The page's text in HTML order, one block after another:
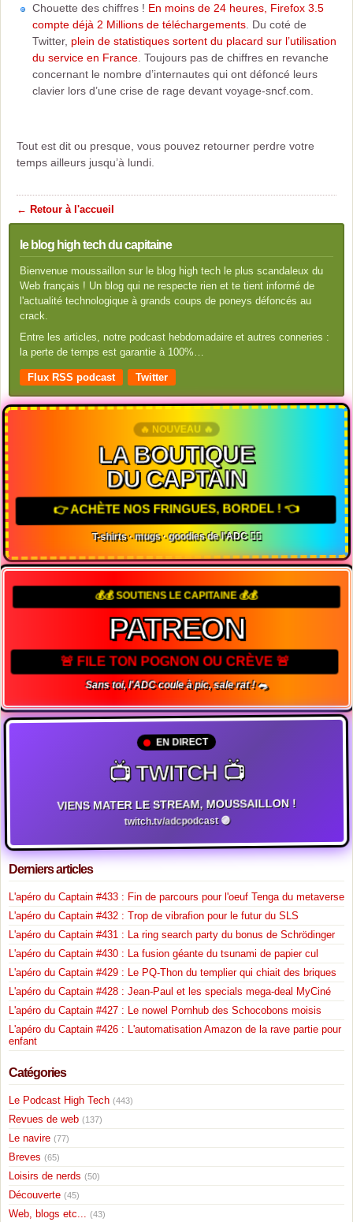
Chouette des chiffres ! En moins de 24 heures, Firefox 3.5
compte déjà 2 Millions de téléchargements . Du coté de
Twitter, plein de statistiques sortent du placard sur l’utilisation
du service en France . Toujours pas de chiffres en revanche
concernant le nombre d’internautes qui ont défoncé leurs
clavier lors d’une crise de rage devant voyage-sncf.com.
Tout est dit ou presque, vous pouvez retourner perdre votre
temps ailleurs jusqu’à lundi.
← Retour à l'accueil
le blog high tech du capitaine
Bienvenue moussaillon sur le blog high tech le plus scandaleux du
Web français ! Un blog qui ne respecte rien et te tient informé de
l'actualité technologique à grands coups de poneys défoncés au
crack.
Entre les articles, notre podcast hebdomadaire et autres conneries :
la perte de temps est garantie à 100%…
Flux RSS podcast Twitter
🔥 NOUVEAU 🔥
LA BOUTIQUE
DU CAPTAIN
👉 ACHÈTE NOS FRINGUES, BORDEL ! 👈
T-shirts · mugs · goodies de l'ADC 🏴‍☠️
💰💰 SOUTIENS LE CAPITAINE 💰💰
PATREON
🚨 FILE TON POGNON OU CRÈVE 🚨
Sans toi, l'ADC coule à pic, sale rat ! 🐀
EN DIRECT
📺 TWITCH 📺
VIENS MATER LE STREAM, MOUSSAILLON !
twitch.tv/adcpodcast 🟣
Derniers articles
L'apéro du Captain #433 : Fin de parcours pour l'oeuf Tenga du metaverse
L'apéro du Captain #432 : Trop de vibrafion pour le futur du SLS
L'apéro du Captain #431 : La ring search party du bonus de Schrödinger
L'apéro du Captain #430 : La fusion géante du tsunami de papier cul
L'apéro du Captain #429 : Le PQ-Thon du templier qui chiait des briques
L'apéro du Captain #428 : Jean-Paul et les specials mega-deal MyCiné
L'apéro du Captain #427 : Le nowel Pornhub des Schocobons moisis
L'apéro du Captain #426 : L'automatisation Amazon de la rave partie pour
enfant
Catégories
Le Podcast High Tech (443)
Revues de web (137)
Le navire (77)
Breves (65)
Loisirs de nerds (50)
Découverte (45)
Web, blogs etc... (43)